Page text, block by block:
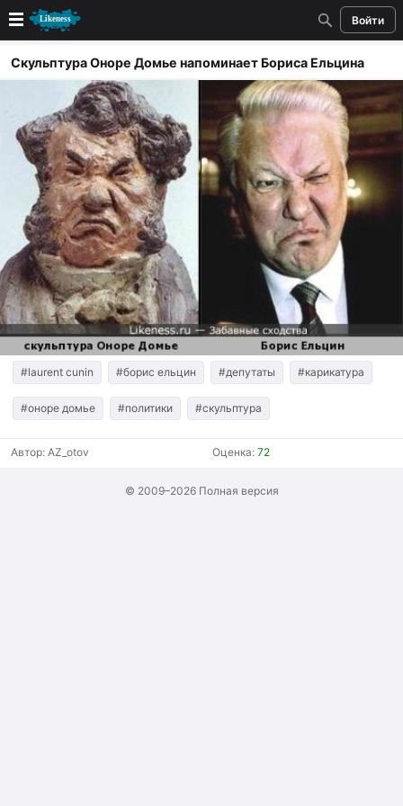
Войти
Новые
Лучшие
Голосование
Кандидаты
Случайное сходство 👍
Создать сходство
Для публикации необходима авторизация
Поиск
Скульптура Оноре Домье напоминает Бориса Ельцина
#laurent cunin #борис ельцин #депутаты #карикатура
#оноре домье #политики #скульптура
Автор: AZ_otov Оценка: 72
© 2009–2026 Полная версия